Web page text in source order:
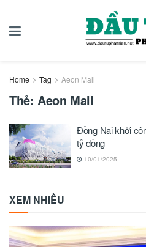
Home Tag Aeon Mall
Thẻ: Aeon Mall
Đồng Nai khởi
tỷ đồng
10/01/2025
XEM NHIỀU